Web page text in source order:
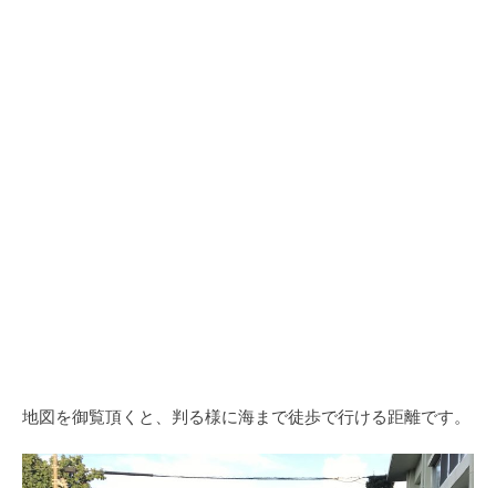
地図を御覧頂くと、判る様に海まで徒歩で行ける距離です。